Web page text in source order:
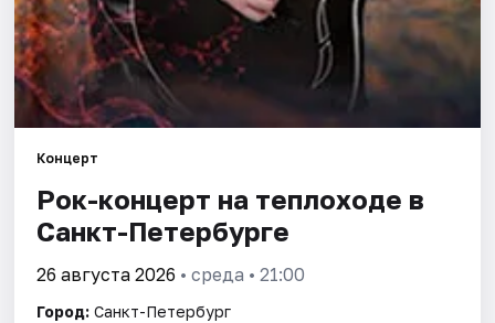
Концерт
Рок-концерт нa теплоходe в
Санкт-Петербурге
26 августа 2026 • среда • 21:00
Город: Санкт-Петербург